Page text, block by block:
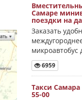
Самаре
поездки на
Заказать
микроавтобус
6959
Такси Самара
55-00